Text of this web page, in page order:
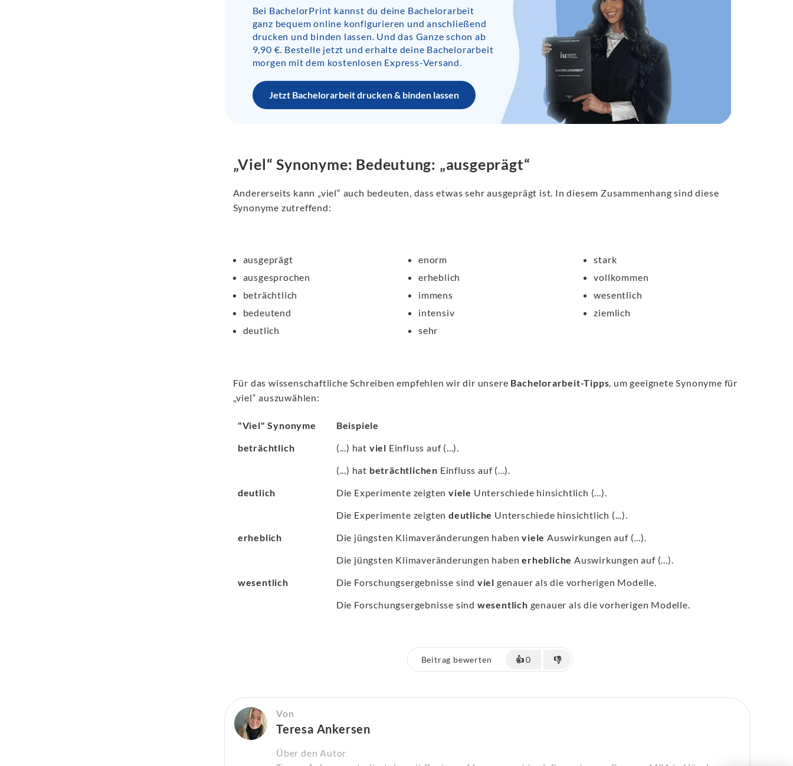
Bei BachelorPrint kannst du deine Bachelorarbeit
ganz bequem online konfigurieren und anschließend
drucken und binden lassen. Und das Ganze schon ab
9,90 €. Bestelle jetzt und erhalte deine Bachelorarbeit
morgen mit dem kostenlosen Express-Versand.
Jetzt Bachelorarbeit drucken & binden lassen
„Viel“ Synonyme: Bedeutung: „ausgeprägt“
Andererseits kann „viel“ auch bedeuten, dass etwas sehr ausgeprägt ist. In diesem Zusammenhang sind diese
Synonyme zutreffend:
ausgeprägt
ausgesprochen
beträchtlich
bedeutend
deutlich
enorm
erheblich
immens
intensiv
sehr
stark
vollkommen
wesentlich
ziemlich
Für das wissenschaftliche Schreiben empfehlen wir dir unsere Bachelorarbeit-Tipps, um geeignete Synonyme für
„viel“ auszuwählen:
"Viel" Synonyme
Beispiele
beträchtlich
(...) hat viel Einfluss auf (...).
(...) hat beträchtlichen Einfluss auf (...).
deutlich
Die Experimente zeigten viele Unterschiede hinsichtlich (...).
Die Experimente zeigten deutliche Unterschiede hinsichtlich (...).
erheblich
Die jüngsten Klimaveränderungen habenviele Auswirkungen auf (...).
Die jüngsten Klimaveränderungen habenerhebliche Auswirkungen auf (...).
wesentlich
Die Forschungsergebnisse sind viel genauer als die vorherigen Modelle.
Die Forschungsergebnisse sind wesentlich genauer als die vorherigen Modelle.
Beitrag bewerten 👍0 👎
Von
Teresa Ankersen
Über den Autor